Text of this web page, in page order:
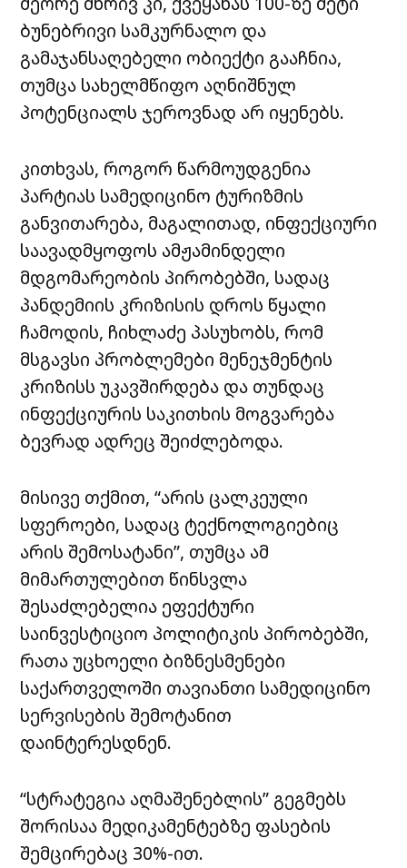
ბუნებრივი სამკურნალო და
გამაჯანსაღებელი ობიექტი გააჩნია,
თუმცა სახელმწიფო აღნიშნულ
პოტენციალს ჯეროვნად არ იყენებს.
კითხვას, როგორ წარმოუდგენია
პარტიას სამედიცინო ტურიზმის
განვითარება, მაგალითად, ინფექციური
საავადმყოფოს ამჟამინდელი
მდგომარეობის პირობებში, სადაც
პანდემიის კრიზისის დროს წყალი
ჩამოდის, ჩიხლაძე პასუხობს, რომ
მსგავსი პრობლემები მენეჯმენტის
კრიზისს უკავშირდება და თუნდაც
ინფექციურის საკითხის მოგვარება
ბევრად ადრეც შეიძლებოდა.
მისივე თქმით, “არის ცალკეული
სფეროები, სადაც ტექნოლოგიებიც
არის შემოსატანი”, თუმცა ამ
მიმართულებით წინსვლა
შესაძლებელია ეფექტური
საინვესტიციო პოლიტიკის პირობებში,
რათა უცხოელი ბიზნესმენები
საქართველოში თავიანთი სამედიცინო
სერვისების შემოტანით
დაინტერესდნენ.
“სტრატეგია აღმაშენებლის” გეგმებს
შორისაა მედიკამენტებზე ფასების
შემცირებაც 30%-ით.